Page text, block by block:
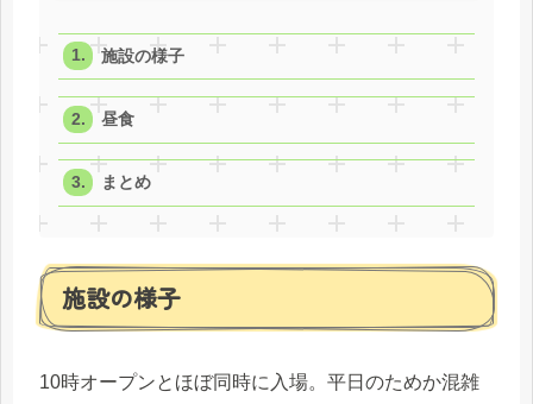
施設の様子
昼食
まとめ
施設の様子
10時オープンとほぼ同時に入場。平日のためか混雑